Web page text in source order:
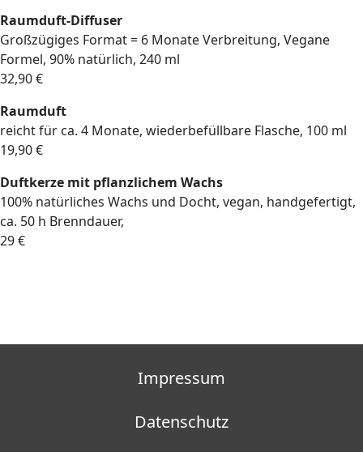
Raumduft-Diffuser
Großzügiges Format = 6 Monate Verbreitung, Vegane
Formel, 90% natürlich, 240 ml
32,90 €
Raumduft
reicht für ca. 4 Monate, wiederbefüllbare Flasche, 100 ml
19,90 €
Duftkerze mit pflanzlichem Wachs
100% natürliches Wachs und Docht, vegan, handgefertigt,
ca. 50 h Brenndauer,
29 €
Impressum
Datenschutz